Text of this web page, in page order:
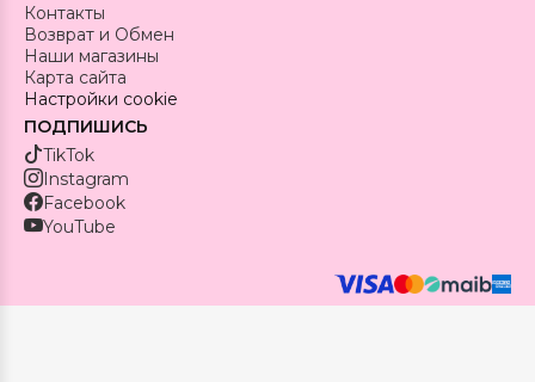
Контакты
Возврат и Обмен
Наши магазины
Карта сайта
Настройки cookie
ПОДПИШИСЬ
TikTok
Instagram
Facebook
YouTube